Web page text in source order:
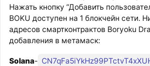
Нажать кнопку “Добавить
BOKU доступен на 1 блокчейн сети.
адресов смартконтрактов Boryoku
добавления в метамаск:
Solana-